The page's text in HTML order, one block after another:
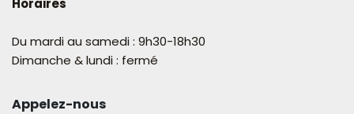
Du mardi au samedi : 9h30-18h30
Dimanche & lundi : fermé
Appelez-nous